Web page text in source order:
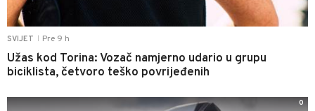
SVIJET Pre 9 h
Užas kod Torina: Vozač namjerno udario u grupu
biciklista, četvoro teško povrijeđenih
0